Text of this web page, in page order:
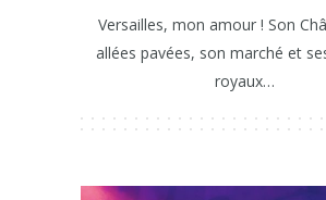
Versailles, mon amour ! Son
allées pavées, son marché et
royaux…